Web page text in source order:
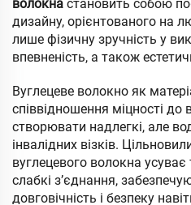
волокна становить собою
дизайну, орієнтованого на
лише фізичну зручність у
впевненість, а також
Вуглецеве волокно як
співвідношення міцності
створювати надлегкі, але
інвалідних візків.
вуглецевого волокна усуває
слабкі з’єднання,
довговічність і безпеку